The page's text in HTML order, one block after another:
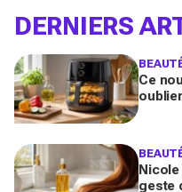
DERNIERS
Ce
geste